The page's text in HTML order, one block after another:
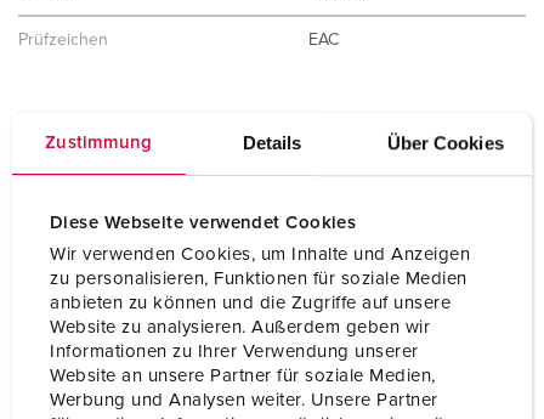
Zustimmung Details Über Cookies
Diese Webseite verwendet Cookies
Wir verwenden Cookies, um Inhalte und Anzeigen
zu personalisieren, Funktionen für soziale Medien
anbieten zu können und die Zugriffe auf unsere
Website zu analysieren. Außerdem geben wir
Informationen zu Ihrer Verwendung unserer
Website an unsere Partner für soziale Medien,
Werbung und Analysen weiter. Unsere Partner
Prüfzeichen EAC